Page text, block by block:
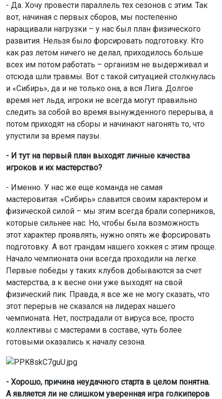
- Да. Хочу провести параллель тех сезонов с этим. Так
вот, начиная с первых сборов, мы постепенно
наращивали нагрузки – у нас был план физического
развития. Нельзя было форсировать подготовку. Кто
как раз летом ничего не делал, приходилось больше
всех им потом работать – организм не выдерживал и
отсюда шли травмы. Вот с такой ситуацией столкнулась
и «Сибирь», да и не только она, а вся Лига. Долгое
время нет льда, игроки не всегда могут правильно
следить за собой во время вынужденного перерыва, а
потом приходят на сборы и начинают нагонять то, что
упустили за время паузы.
- И тут на первый план выходят личные качества
игроков и их мастерство?
- Именно. У нас же еще команда не самая
мастеровитая. «Сибирь» славится своим характером и
физической силой – мы этим всегда брали соперников,
которые сильнее нас. Но, чтобы была возможность
этот характер проявлять, нужно опять же форсировать
подготовку. А вот грандам нашего хоккея с этим проще.
Начало чемпионата они всегда проходили на легке.
Первые победы у таких клубов добываются за счет
мастерства, а к весне они уже выходят на свой
физический пик. Правда, я все же не могу сказать, что
этот перерыв не сказался на лидерах нашего
чемпионата. Нет, пострадали от вируса все, просто
коллективы с мастерами в составе, чуть более
готовыми оказались к началу сезона.
- Хорошо, причина неудачного старта в целом понятна.
А является ли не слишком уверенная игра голкиперов